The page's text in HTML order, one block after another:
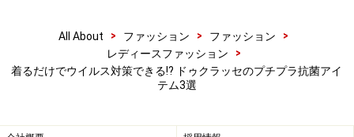
ル 3990円（税抜）
All About > ファッション > ファッション
>
レディースファッション
>
着るだけでウイルス対策できる!? ドゥクラッセのプチプラ抗菌アイ
テム3選